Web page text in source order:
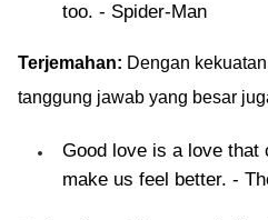
too. - Spider-Man
Terjemahan: Dengan
tanggung jawab yang besar
Good love is a love that
make us feel better. -